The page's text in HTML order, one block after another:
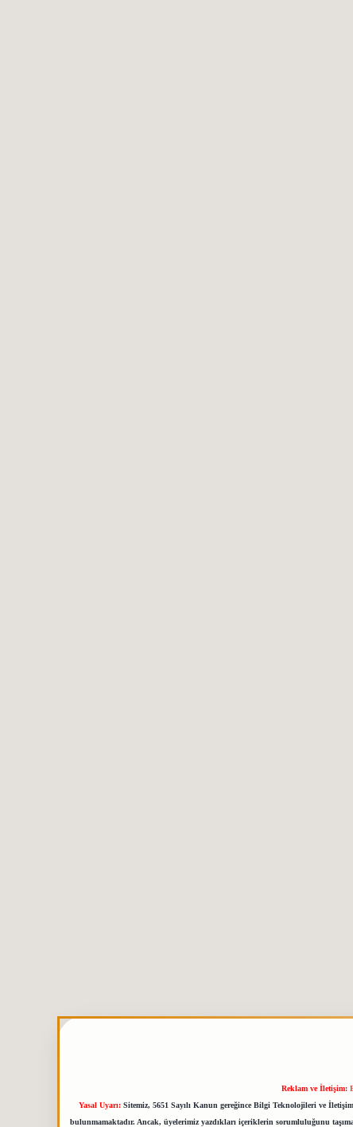
Reklam ve İletişim:
Yasal Uyarı: Sitemiz, 5651 Sayılı Kanun gereğince Bilgi Teknolojileri ve
bulunmamaktadır. Ancak, üyelerimiz yazdıkları içeriklerin sorumluluğunu